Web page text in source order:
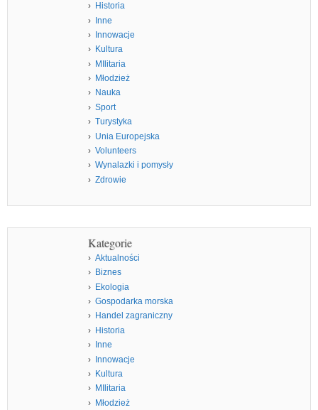
Historia
Inne
Innowacje
Kultura
MIlitaria
Młodzież
Nauka
Sport
Turystyka
Unia Europejska
Volunteers
Wynalazki i pomysły
Zdrowie
Kategorie
Aktualności
Biznes
Ekologia
Gospodarka morska
Handel zagraniczny
Historia
Inne
Innowacje
Kultura
MIlitaria
Młodzież